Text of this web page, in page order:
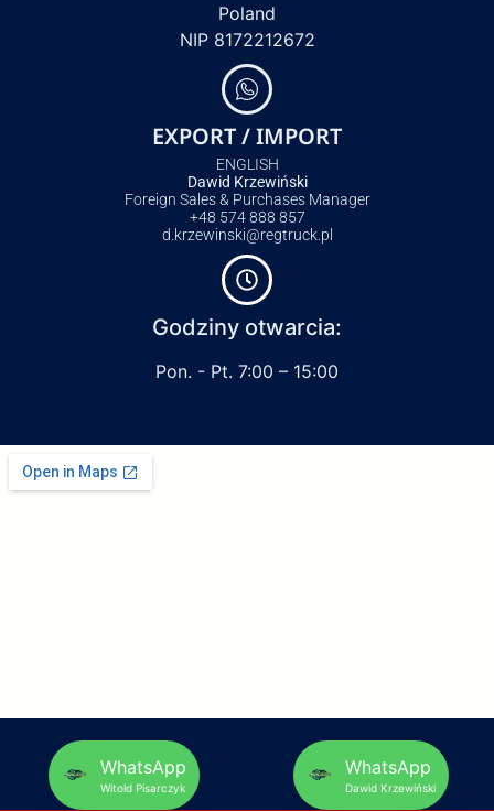
Poland
NIP 8172212672
EXPORT / IMPORT
ENGLISH
Dawid Krzewiński
Foreign Sales & Purchases Manager
+48 574 888 857
d.krzewinski@regtruck.pl
Godziny otwarcia:
Pon. - Pt. 7:00 – 15:00
WhatsApp
Witold Pisarczyk
WhatsApp
Dawid Krzewiński